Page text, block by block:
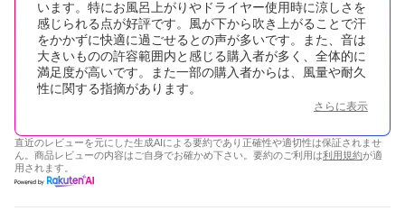
います。特にお風呂上がりやドライヤー使用時に涼しさを
感じられる点が好評です。風が下から吹き上がることで汗
をかかずに快適に過ごせるとの声が多いです。また、音は
大きいものの許容範囲内と感じる購入者が多く、全体的に
満足度が高いです。また一部の購入者からは、風量や耐久
性に関する指摘があります。
さらに表示
直近のレビューを元にした生成AIによる要約であり正確性や適切性は保証されませ
ん。商品レビューの内容はご自身でお確かめ下さい。要約のご利用は利用規約が適
用されます。